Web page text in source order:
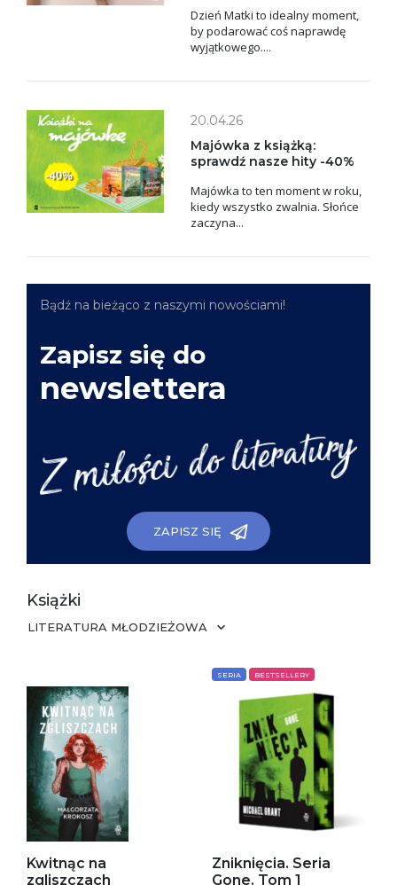
Dzień Matki to idealny moment,
by podarować coś naprawdę
wyjątkowego....
20.04.26
Majówka z książką:
sprawdź nasze hity -40%
Majówka to ten moment w roku,
kiedy wszystko zwalnia. Słońce
zaczyna...
Bądź na bieżąco z naszymi nowościami!
Zapisz się do
newslettera
ZAPISZ SIĘ
Książki
LITERATURA MŁODZIEŻOWA
Kwitnąc na
zgliszczach
SERIA BESTSELLERY
Zniknięcia. Seria
Gone. Tom 1